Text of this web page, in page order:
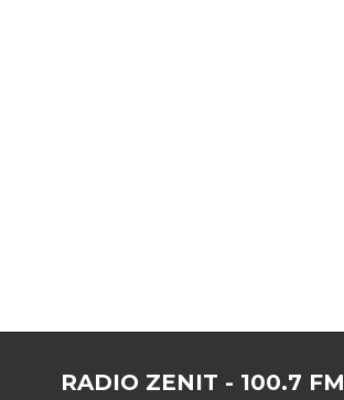
RADIO ZENIT - 100.7 FM